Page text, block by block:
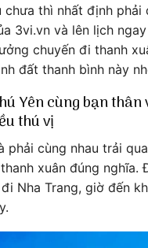
chưa thì nhất định phải
3vi.vn và lên lịch
chuyến đi thanh
đất thanh bình này
Yên cùng bạn thân
thú vị
phải cùng nhau trải
xuân đúng nghĩa.
Nha Trang, giờ đến